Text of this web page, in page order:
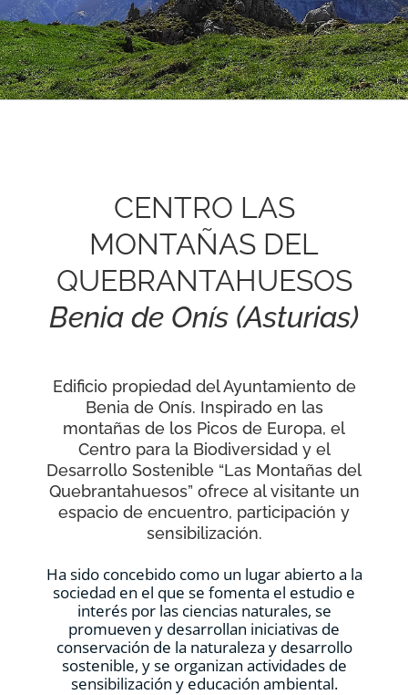
RECURSOS
NOTICIAS
CENTRO LAS
MONTAÑAS DEL
QUEBRANTAHUESOS
Benia de Onís (Asturias)
Edificio propiedad del Ayuntamiento de
Benia de Onís. Inspirado en las
montañas de los Picos de Europa, el
Centro para la Biodiversidad y el
Desarrollo Sostenible “Las Montañas del
Quebrantahuesos” ofrece al visitante un
espacio de encuentro, participación y
sensibilización.
Ha sido concebido como un lugar abierto a la
sociedad en el que se fomenta el estudio e
interés por las ciencias naturales, se
promueven y desarrollan iniciativas de
conservación de la naturaleza y desarrollo
sostenible, y se organizan actividades de
sensibilización y educación ambiental.